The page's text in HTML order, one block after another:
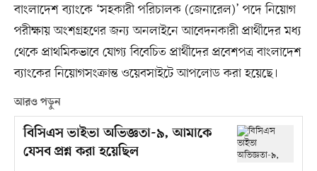
বাংলাদেশ ব্যাংকে ‘সহকারী পরিচালক (জেনারেল)’ পদে নিয়োগ
পরীক্ষায় অংশগ্রহণের জন্য অনলাইনে আবেদনকারী প্রার্থীদের মধ্য
থেকে প্রাথমিকভাবে যোগ্য বিবেচিত প্রার্থীদের প্রবেশপত্র বাংলাদেশ
ব্যাংকের নিয়োগসংক্রান্ত ওয়েবসাইটে আপলোড করা হয়েছে।
আরও পড়ুন
বিসিএস ভাইভা অভিজ্ঞতা-৯, আমাকে
যেসব প্রশ্ন করা হয়েছিল